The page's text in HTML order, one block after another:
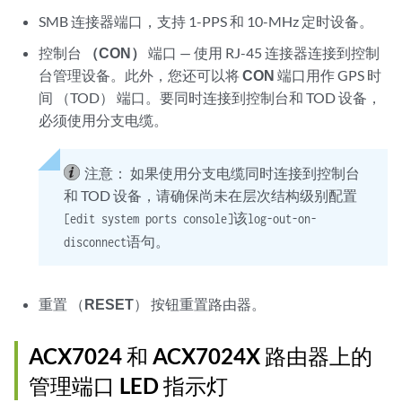
SMB 连接器端口，支持 1-PPS 和 10-MHz 定时设备。
控制台
（CON）
端口 — 使用 RJ-45 连接器连接到控制
台管理设备。此外，您还可以将CON 端口用作 GPS 时
间 （TOD） 端口。要同时连接到控制台和 TOD 设备，
必须使用分支电缆。
注意： 如果使用分支电缆同时连接到控制台
和 TOD 设备，请确保尚未在层次结构级别配置
[edit system ports console]该log-out-on-
disconnect语句。
重置 （RESET） 按钮重置路由器。
ACX7024和 ACX7024X 路由器上的
管理端口 LED 指示灯